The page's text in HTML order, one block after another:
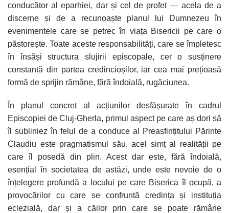
conducător al eparhiei, dar și cel de profet — acela de a
discerne și de a recunoaște planul lui Dumnezeu în
evenimentele care se petrec în viața Bisericii pe care o
păstorește. Toate aceste responsabilități, care se împletesc
în însăși structura slujirii episcopale, cer o susținere
constantă din partea credincioșilor, iar cea mai prețioasă
formă de sprijin rămâne, fără îndoială, rugăciunea.
În planul concret al acțiunilor desfășurate în cadrul
Episcopiei de Cluj-Gherla, primul aspect pe care aș dori să
îl subliniez în felul de a conduce al Preasfințitului Părinte
Claudiu este pragmatismul său, acel simț al realității pe
care îl posedă din plin. Acest dar este, fără îndoială,
esențial în societatea de astăzi, unde este nevoie de o
înțelegere profundă a locului pe care Biserica îl ocupă, a
provocărilor cu care se confruntă credința și instituția
eclezială, dar și a căilor prin care se poate rămâne